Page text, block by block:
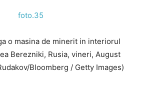
o masina de minerit in interiorul
Berezniki, Rusia, vineri, August
Bloomberg / Getty Images)